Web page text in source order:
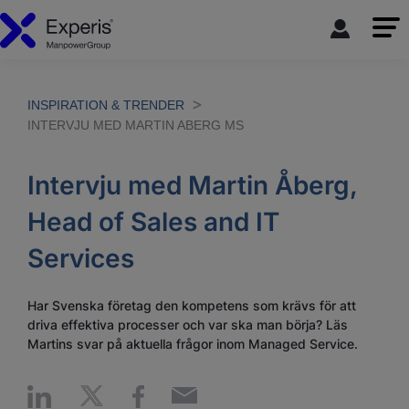
INSPIRATION & TRENDER
INTERVJU MED MARTIN ABERG MS
Intervju med Martin Åberg,
Head of Sales and IT
Services
Har Svenska företag den kompetens som krävs för att
driva effektiva processer och var ska man börja? Läs
Martins svar på aktuella frågor inom Managed Service.